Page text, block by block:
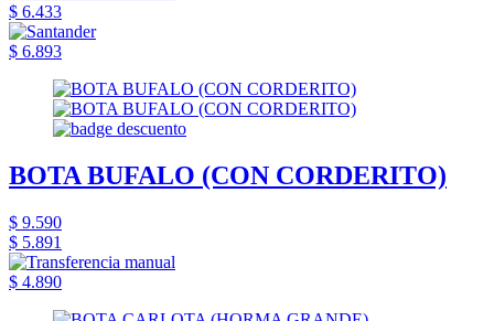
$ 6.433
$ 6.893
BOTA BUFALO (CON CORDERITO)
$ 9.590
$ 5.891
$ 4.890